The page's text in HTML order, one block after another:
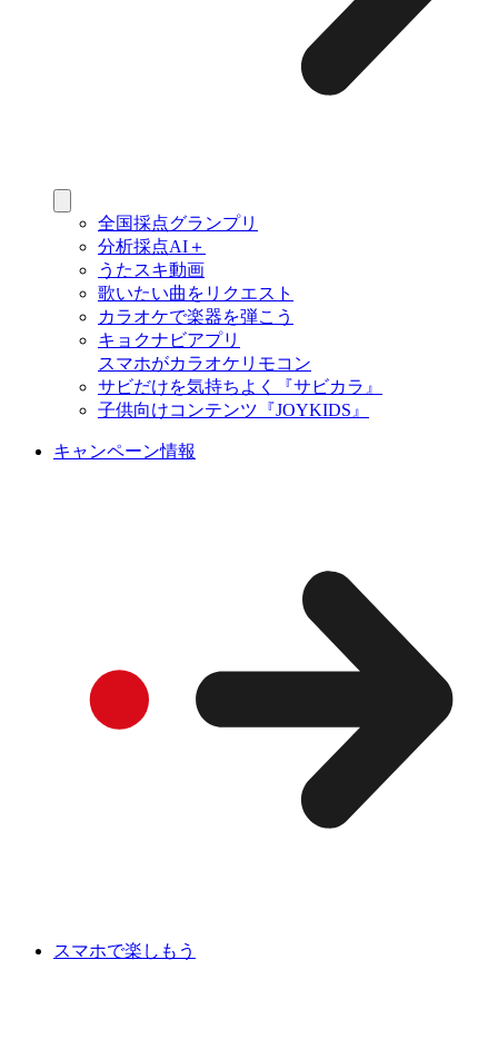
全国採点グランプリ
分析採点AI＋
うたスキ動画
歌いたい曲をリクエスト
カラオケで楽器を弾こう
キョクナビアプリ
スマホがカラオケリモコン
サビだけを気持ちよく『サビカラ』
子供向けコンテンツ『JOYKIDS』
キャンペーン情報
スマホで楽しもう